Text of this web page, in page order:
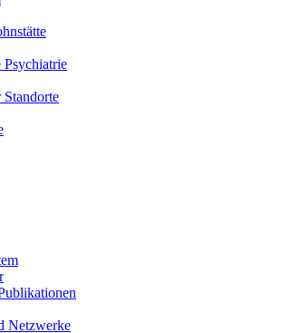
Psychiatrie
Netzwerke